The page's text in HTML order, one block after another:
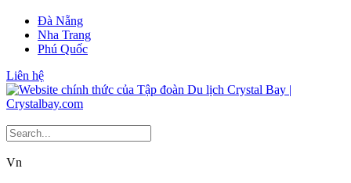
Đà Nẵng
Nha Trang
Phú Quốc
Liên hệ
Vn